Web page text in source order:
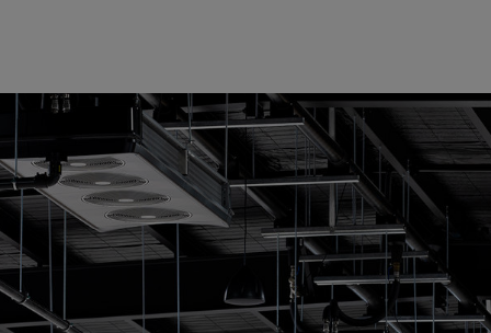
Room Cooling